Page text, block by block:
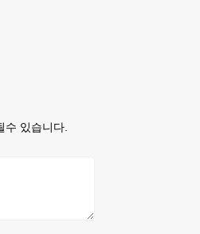
수 있습니다.